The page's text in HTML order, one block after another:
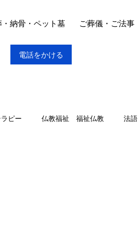
納骨・ペット墓 ご葬儀・ご法事
電話をかける
ピー 仏教福祉 福祉仏教 法語